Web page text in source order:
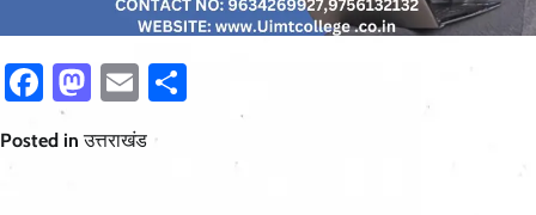
Facebook
Mastodon
Email
Posted inउत्तराखंड